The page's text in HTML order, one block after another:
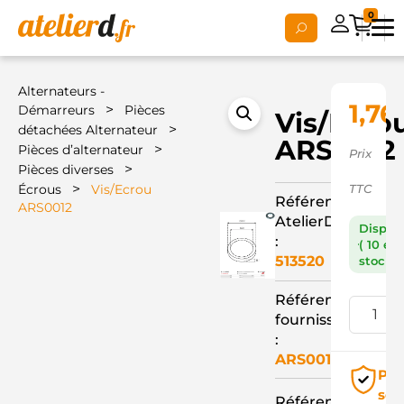
0
Alternateurs -
Démarreurs
>
Pièces
détachées Alternateur
>
Pièces d’alternateur >
Pièces diverses >
Écrous >
Vis/Ecrou
ARS0012
Vis/
ARS0012
Référence
AtelierD
:
513520
Référence
fournisseur
:
ARS0012
1,76
Prix
TTC
( 10 en
stock )